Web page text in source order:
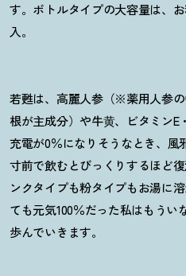
す。ボトルタイプの大容量は、
入。
若甦は、高麗人参（※薬用人参
根が主成分）や牛⻩、ビタミンE
充電が0％になりそうなとき、
寸前で飲むとびっくりするほど復
ンクタイプも粉タイプもお湯に
ても元気100％だった私はもうい
歩んでいきます。